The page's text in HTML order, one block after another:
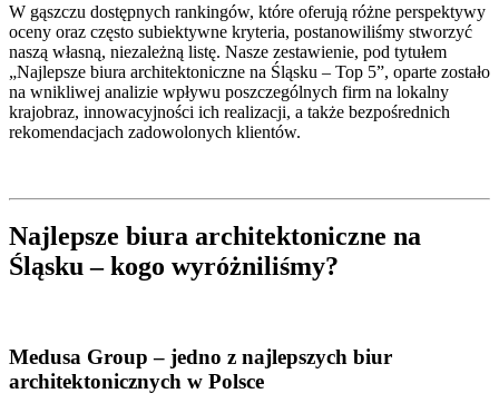
W gąszczu dostępnych rankingów, które oferują różne perspektywy
oceny oraz często subiektywne kryteria, postanowiliśmy stworzyć
naszą własną, niezależną listę. Nasze zestawienie, pod tytułem
„Najlepsze biura architektoniczne na Śląsku – Top 5”, oparte zostało
na wnikliwej analizie wpływu poszczególnych firm na lokalny
krajobraz, innowacyjności ich realizacji, a także bezpośrednich
rekomendacjach zadowolonych klientów.
Najlepsze biura architektoniczne na
Śląsku – kogo wyróżniliśmy?
Medusa Group – jedno z najlepszych biur
architektonicznych w Polsce